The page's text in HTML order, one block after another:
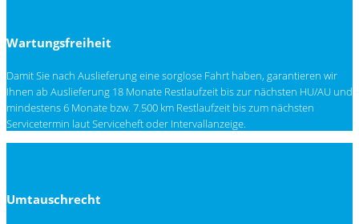
Wartungsfreiheit
Damit Sie nach Auslieferung eine sorglose Fahrt haben, garantieren wir
Ihnen ab Auslieferung 18 Monate Restlaufzeit bis zur nächsten HU/AU und
mindestens 6 Monate bzw. 7.500 km Restlaufzeit bis zum nächsten
Servicetermin laut Serviceheft oder Intervallanzeige.
Umtauschrecht